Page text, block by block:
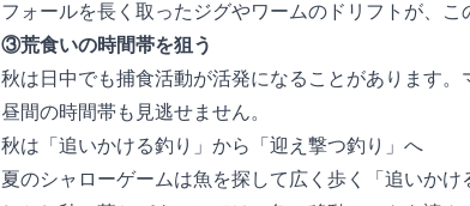
フォールを長く取ったジグやワームのドリフトが、こ
③荒食いの時間帯を狙う
秋は日中でも捕食活動が活発になることがあります
昼間の時間帯も見逃せません。
秋は「追いかける釣り」から「迎え撃つ釣り」へ
夏のシャローゲームは魚を探して広く歩く「追いかけ